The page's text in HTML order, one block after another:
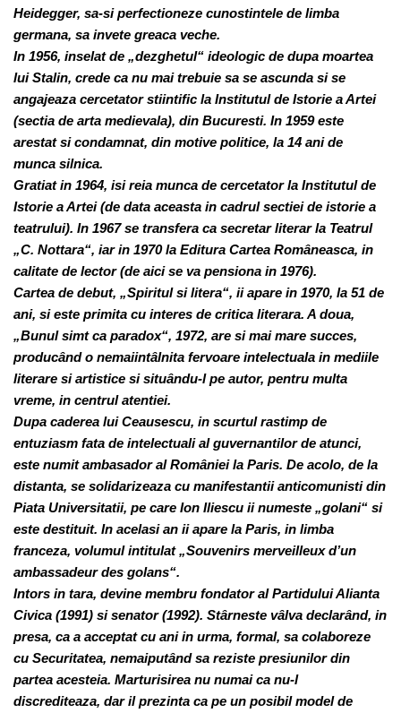
Heidegger, sa-si perfectioneze cunostintele de limba
germana, sa invete greaca veche.
In 1956, inselat de „dezghetul“ ideologic de dupa moartea
lui Stalin, crede ca nu mai trebuie sa se ascunda si se
angajeaza cercetator stiintific la Institutul de Istorie a Artei
(sectia de arta medievala), din Bucuresti. In 1959 este
arestat si condamnat, din motive politice, la 14 ani de
munca silnica.
Gratiat in 1964, isi reia munca de cercetator la Institutul de
Istorie a Artei (de data aceasta in cadrul sectiei de istorie a
teatrului). In 1967 se transfera ca secretar literar la Teatrul
„C. Nottara“, iar in 1970 la Editura Cartea Româneasca, in
calitate de lector (de aici se va pensiona in 1976).
Cartea de debut, „Spiritul si litera“, ii apare in 1970, la 51 de
ani, si este primita cu interes de critica literara. A doua,
„Bunul simt ca paradox“, 1972, are si mai mare succes,
producând o nemaiintâlnita fervoare intelectuala in mediile
literare si artistice si situându-l pe autor, pentru multa
vreme, in centrul atentiei.
Dupa caderea lui Ceausescu, in scurtul rastimp de
entuziasm fata de intelectuali al guvernantilor de atunci,
este numit ambasador al României la Paris. De acolo, de la
distanta, se solidarizeaza cu manifestantii anticomunisti din
Piata Universitatii, pe care Ion Iliescu ii numeste „golani“ si
este destituit. In acelasi an ii apare la Paris, in limba
franceza, volumul intitulat „Souvenirs merveilleux d’un
ambassadeur des golans“.
Intors in tara, devine membru fondator al Partidului Alianta
Civica (1991) si senator (1992). Stârneste vâlva declarând, in
presa, ca a acceptat cu ani in urma, formal, sa colaboreze
cu Securitatea, nemaiputând sa reziste presiunilor din
partea acesteia. Marturisirea nu numai ca nu-l
discrediteaza, dar il prezinta ca pe un posibil model de